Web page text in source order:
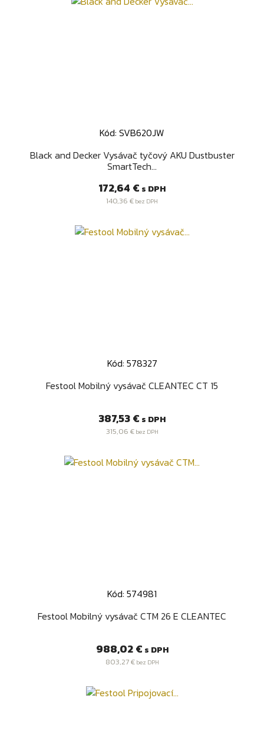
Kód: SVB620JW
Black and Decker Vysávač tyčový AKU Dustbuster
SmartTech...
Cena
172,64 € s DPH
140,36 € bez DPH
Kód: 578327
Festool Mobilný vysávač CLEANTEC CT 15
Cena
387,53 € s DPH
315,06 €bez DPH
Kód: 574981
Festool Mobilný vysávač CTM 26 E CLEANTEC
Cena
988,02 € s DPH
803,27 €bez DPH